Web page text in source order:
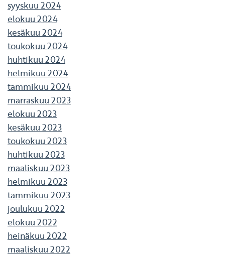
syyskuu 2024
elokuu 2024
kesäkuu 2024
toukokuu 2024
huhtikuu 2024
helmikuu 2024
tammikuu 2024
marraskuu 2023
elokuu 2023
kesäkuu 2023
toukokuu 2023
huhtikuu 2023
maaliskuu 2023
helmikuu 2023
tammikuu 2023
joulukuu 2022
elokuu 2022
heinäkuu 2022
maaliskuu 2022